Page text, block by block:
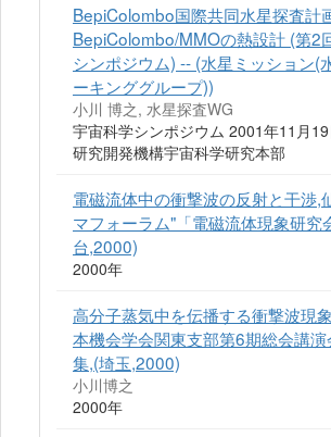
BepiColombo国際共同水星探査計
BepiColombo/MMOの熱設計 (第2
シンポジウム) -- (水星ミッション(
ーキンググループ))
小川 博之, 水星探査WG
宇宙科学シンポジウム 2001年11月
研究開発機構宇宙科学研究本部
電磁流体中の衝撃波の反射と干渉,
マフォーラム"「電磁流体現象研究
台,2000)
2000年
高分子蒸気中を伝播する衝撃波現
本機会学会関東支部第6期総会講
集,(埼玉,2000)
小川博之
2000年